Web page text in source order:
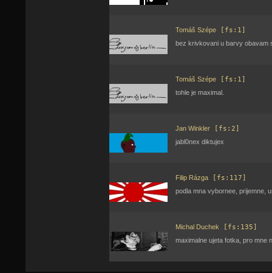
Tomáš Szépe [fs:1]
bez krivkovani u barvy obavam
Tomáš Szépe [fs:1]
tohle je maximal.
Jan Winkler [fs:2]
jabl0nex diktujex
Filip Rázga [fs:117]
podla mna vybornee, prijemne,
Michal Duchek [fs:135]
maximalne ujeta fotka, pro mne